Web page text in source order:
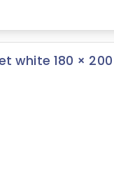
white 180 ×